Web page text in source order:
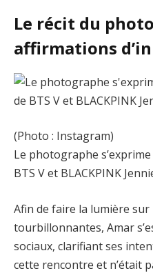
Le récit du
affirmations
(Photo : Instagram)
Le photographe
BTS V et BLACKPINK
Afin de faire la lumière
tourbillonnantes, Amar
sociaux, clarifiant ses
cette rencontre et n’était